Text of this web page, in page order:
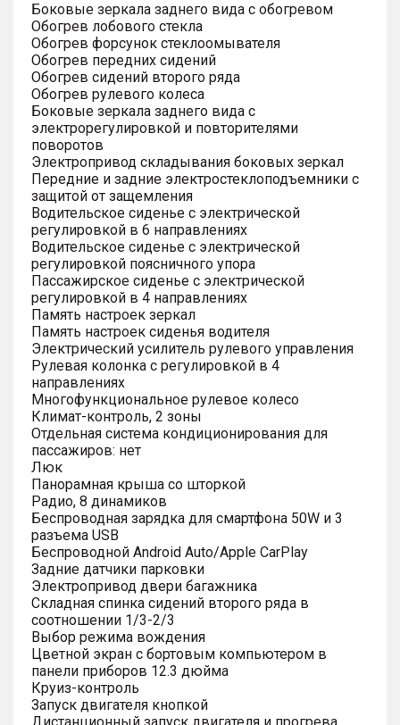
Боковые зеркала заднего вида с обогревом
Обогрев лобового стекла
Обогрев форсунок стеклоомывателя
Обогрев передних сидений
Обогрев сидений второго ряда
Обогрев рулевого колеса
Боковые зеркала заднего вида с
электрорегулировкой и повторителями
поворотов
Электропривод складывания боковых зеркал
Передние и задние электростеклоподъемники с
защитой от защемления
Водительское сиденье с электрической
регулировкой в 6 направлениях
Водительское сиденье с электрической
регулировкой поясничного упора
Пассажирское сиденье с электрической
регулировкой в 4 направлениях
Память настроек зеркал
Память настроек сиденья водителя
Электрический усилитель рулевого управления
Рулевая колонка с регулировкой в 4
направлениях
Многофункциональное рулевое колесо
Климат-контроль, 2 зоны
Отдельная система кондиционирования для
пассажиров: нет
Люк
Панорамная крыша со шторкой
Радио, 8 динамиков
Беспроводная зарядка для смартфона 50W и 3
разъема USB
Беспроводной Android Auto/Apple CarPlay
Задние датчики парковки
Электропривод двери багажника
Складная спинка сидений второго ряда в
соотношении 1/3-2/3
Выбор режима вождения
Цветной экран с бортовым компьютером в
панели приборов 12.3 дюйма
Круиз-контроль
Запуск двигателя кнопкой
Дистанционный запуск двигателя и прогрева